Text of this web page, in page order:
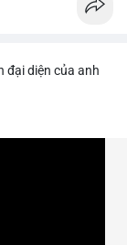
đại diện của anh